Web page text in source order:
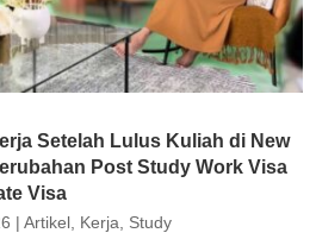
Setelah Lulus Kuliah di New
Post Study Work Visa
Visa
|Artikel Kerja Study